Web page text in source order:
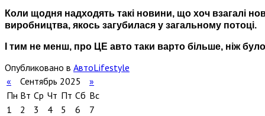
Коли щодня надходять такі новини, що хоч взагалі
виробництва, якось загубилася у загальному потоці.
І тим не менш, про ЦЕ авто таки варто більше, ніж
Опубликовано в АвтоLifestyle
«
Сентябрь 2025
»
Пн Вт Ср Чт Пт Сб Вс
1
2 3 4 5 6
7